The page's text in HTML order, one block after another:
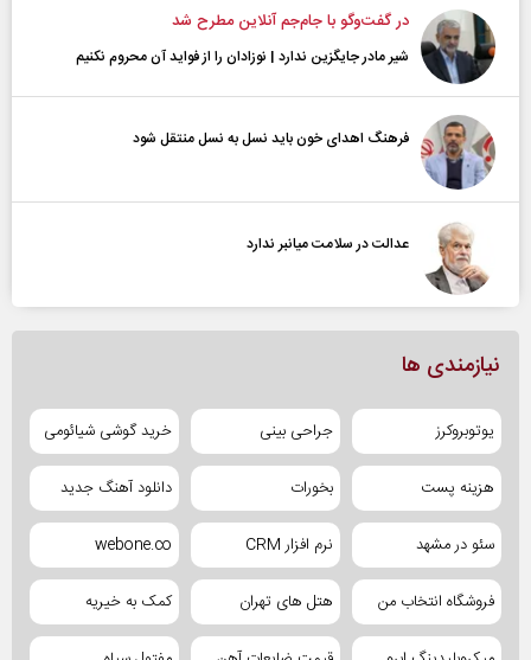
در گفت‌و‌گو با جام‌جم آنلاین مطرح شد
شیر مادر جایگزین ندارد | نوزادان را از فواید آن محروم نکنیم
فرهنگ اهدای خون باید نسل به نسل منتقل شود
عدالت در سلامت میانبر ندارد
نیازمندی ها
یوتوبروکرز جراحی بینی خرید گوشی شیائومی
هزینه پست بخورات دانلود آهنگ جدید
سئو در مشهد نرم افزار CRM webone.co
فروشگاه انتخاب من هتل های تهران کمک به خیریه